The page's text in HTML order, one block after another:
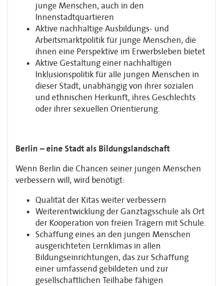
junge Menschen, auch in den
Innenstadtquartieren
Aktive nachhaltige Ausbildungs- und
Arbeitsmarktpolitik für junge Menschen, die
ihnen eine Perspektive im Erwerbsleben bietet
Aktive Gestaltung einer nachhaltigen
Inklusionspolitik für alle jungen Menschen in
dieser Stadt, unabhängig von ihrer sozialen
und ethnischen Herkunft, ihres Geschlechts
oder ihrer sexuellen Orientierung.
Berlin – eine Stadt als Bildungslandschaft
Wenn Berlin die Chancen seiner jungen Menschen
verbessern will, wird benötigt:
Qualität der Kitas weiter verbessern
Weiterentwicklung der Ganztagsschule als Ort
der Kooperation von freien Trägern mit Schule.
Schaffung eines an den jungen Menschen
ausgerichteten Lernklimas in allen
Bildungseinrichtungen, das zur Schaffung
einer umfassend gebildeten und zur
gesellschaftlichen Teilhabe fähigen